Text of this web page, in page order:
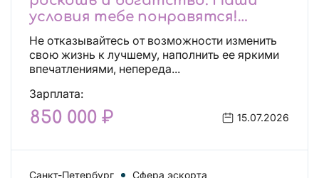
условия тебе понравятся!
Действительно отличные
условия и поддержка!
Не отказывайтесь от возможности изменить
свою жизнь к лучшему, наполнить ее яркими
впечатлениями, непереда...
Зарплата:
850 000 ₽ 15.07.2026
Санкт-Петербург Сфера эскорта